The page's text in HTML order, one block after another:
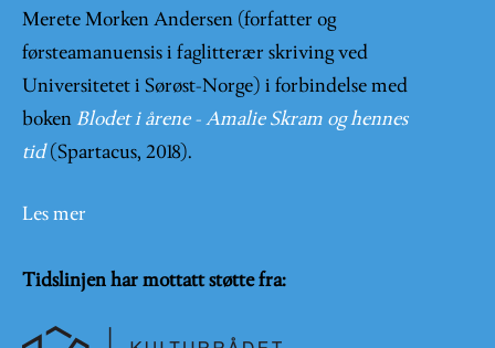
Merete Morken Andersen (forfatter og
førsteamanuensis i faglitterær skriving ved
Universitetet i Sørøst-Norge) i forbindelse med
boken Blodet i årene - Amalie Skram og hennes
tid (Spartacus, 2018).
Les mer
Tidslinjen har mottatt støtte fra: